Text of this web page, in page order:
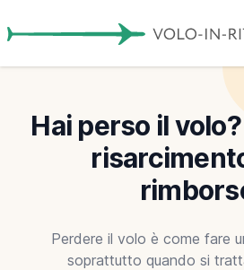
Hai perso il
Perdere il volo è come fare
soprattutto quando si